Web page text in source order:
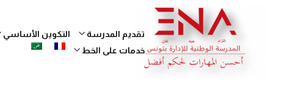
تقديم المدرسة التكوين الأساسي
خدمات على الخط